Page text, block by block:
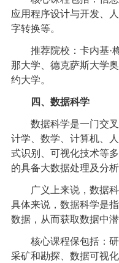
应用程序设计与开发、
字转换等。
推荐院校：卡内基·梅
那大学、德克萨斯大学
约大学。
四、数据科学
数据科学是一门交叉
计学、数学、计算机、
式识别、可视化技术等
的具备大数据处理及分
广义上来说，数据科
具体来说，数据科学是
数据，从而获取数据中
核心课程保包括：研
采矿和勘探、数据可视